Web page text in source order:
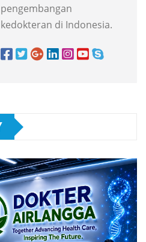
pengembangan
kedokteran di Indonesia.